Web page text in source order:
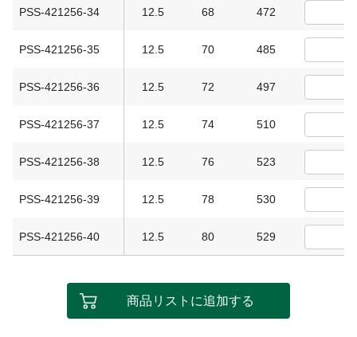
PSS-421256-34 12.5 68 472
PSS-421256-35 12.5 70 485
PSS-421256-36 12.5 72 497
PSS-421256-37 12.5 74 510
PSS-421256-38 12.5 76 523
PSS-421256-39 12.5 78 530
PSS-421256-40 12.5 80 529
商品リストに追加する